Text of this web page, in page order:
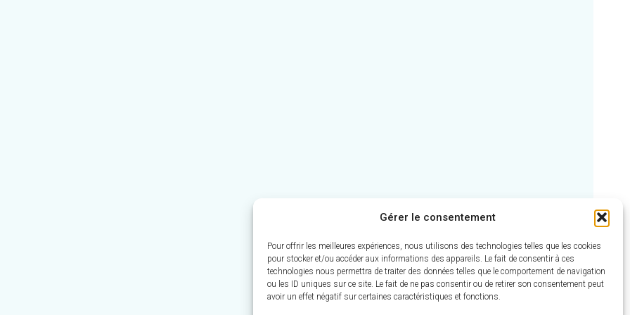
Gérer le consentement
Pour offrir les meilleures expériences, nous utilisons des technologies telles que les cookies
pour stocker et/ou accéder aux informations des appareils. Le fait de consentir à ces
technologies nous permettra de traiter des données telles que le comportement de navigation
ou les ID uniques sur ce site. Le fait de ne pas consentir ou de retirer son consentement peut
avoir un effet négatif sur certaines caractéristiques et fonctions.